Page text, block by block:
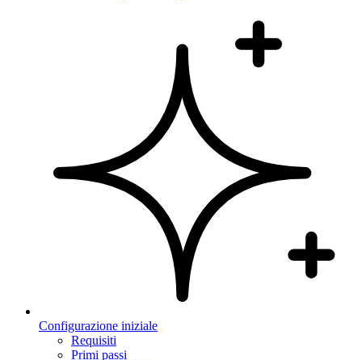
Configurazione iniziale
Requisiti
Primi passi